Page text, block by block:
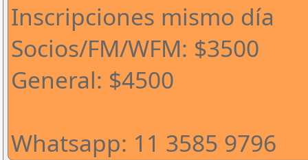
Inscripciones mismo día
Socios/FM/WFM: $3500
General: $4500
Whatsapp: 11 3585 9796